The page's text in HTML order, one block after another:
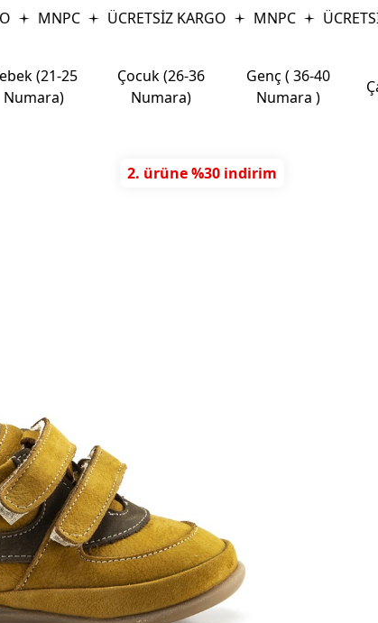
MNPC ÜCRETSİZ KARGO MNPC
(21-25
Numara)
Çocuk (26-36
Numara)
Genç ( 36-40
Numara )
2. ürüne %30 indirim